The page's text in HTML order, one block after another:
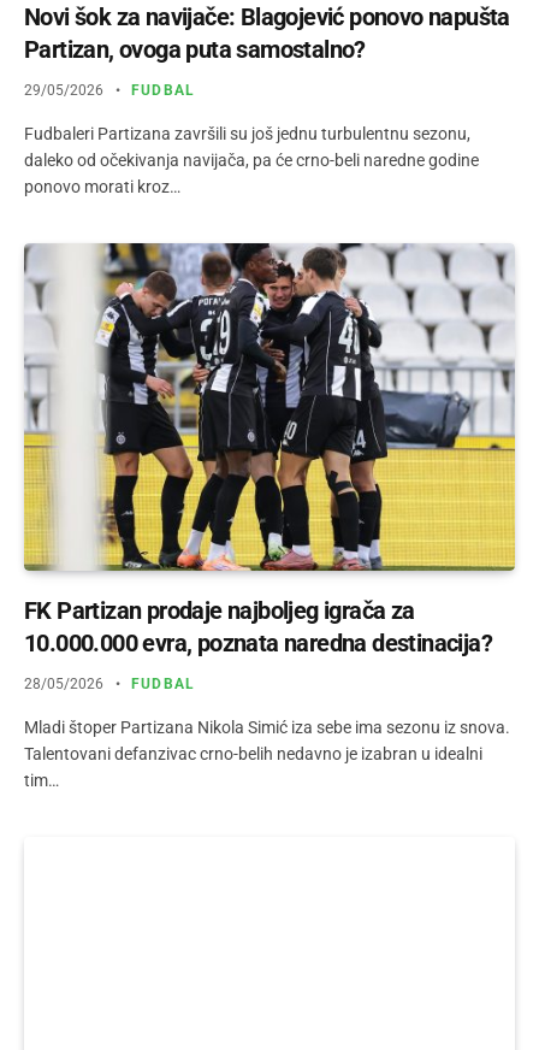
Novi šok za navijače: Blagojević ponovo napušta
Partizan, ovoga puta samostalno?
29/05/2026 FUDBAL
Fudbaleri Partizana završili su još jednu turbulentnu sezonu,
daleko od očekivanja navijača, pa će crno-beli naredne godine
ponovo morati kroz…
FK Partizan prodaje najboljeg igrača za
10.000.000 evra, poznata naredna destinacija?
28/05/2026 FUDBAL
Mladi štoper Partizana Nikola Simić iza sebe ima sezonu iz snova.
Talentovani defanzivac crno-belih nedavno je izabran u idealni
tim…